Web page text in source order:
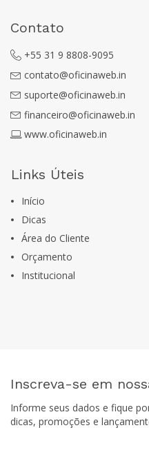
Contato
+55 31 9 8808-9095
contato@oficinaweb.in
suporte@oficinaweb.in
financeiro@oficinaweb.in
www.oficinaweb.in
Links Úteis
Início
Dicas
Área do Cliente
Orçamento
Institucional
Inscreva-se em
Informe seus dados e fique
dicas, promoções e